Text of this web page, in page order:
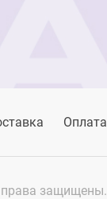
Оплата
права защищены.